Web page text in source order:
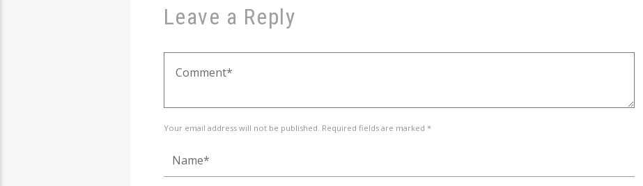
Leave a Reply
Your email address will not be published. Required fields are marked *